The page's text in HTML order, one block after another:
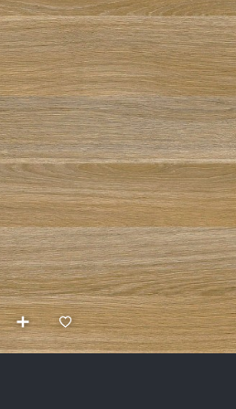
Sản Phẩm Dự Án